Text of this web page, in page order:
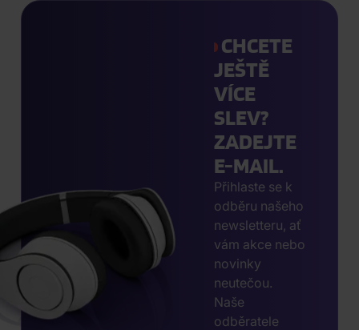
CHCETE
JEŠTĚ
VÍCE
SLEV?
ZADEJTE
E-MAIL.
Přihlaste se k
odběru našeho
newsletteru, ať
vám akce nebo
novinky
neutečou.
Naše
odběratele